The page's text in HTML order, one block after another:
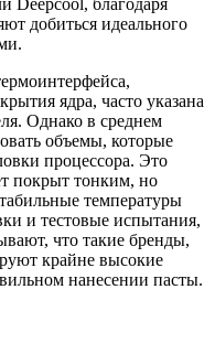
добиться идеального
ядра, часто указана
Однако в среднем
объемы, которые
процессора. Это
покрыт тонким, но
температуры
и тестовые испытания,
что такие бренды,
крайне высокие
нанесении пасты.